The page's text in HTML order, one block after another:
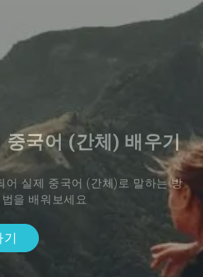
중국어 (간체) 배우기
어 실제 중국어 (간체)로 말하는 방
법을 배워보세요
기